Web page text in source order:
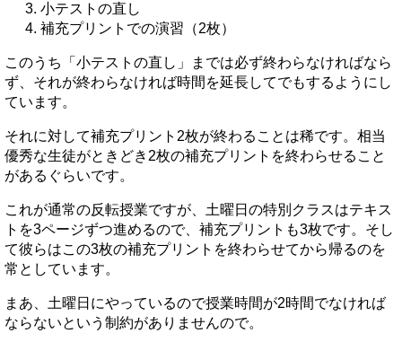
小テストの直し
補充プリントでの演習（2枚）
このうち「小テストの直し」までは必ず終わらなければなら
ず、それが終わらなければ時間を延長してでもするようにし
ています。
それに対して補充プリント2枚が終わることは稀です。相当
優秀な生徒がときどき2枚の補充プリントを終わらせること
があるぐらいです。
これが通常の反転授業ですが、土曜日の特別クラスはテキス
トを3ページずつ進めるので、補充プリントも3枚です。そし
て彼らはこの3枚の補充プリントを終わらせてから帰るのを
常としています。
まあ、土曜日にやっているので授業時間が2時間でなければ
ならないという制約がありませんので。